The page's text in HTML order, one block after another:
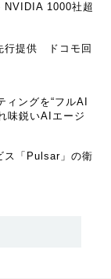
1000社超
行提供 ドコモ回
ングを“フルAI
味鋭いAIエージ
ス「Pulsar」の衛